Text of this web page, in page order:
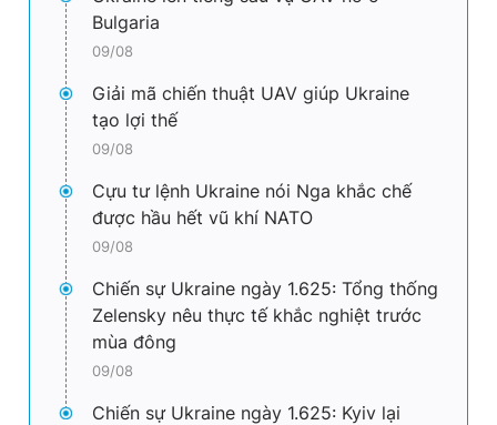
Bulgaria
09/08
Giải mã chiến thuật UAV giúp Ukraine
tạo lợi thế
09/08
Cựu tư lệnh Ukraine nói Nga khắc chế
được hầu hết vũ khí NATO
09/08
Chiến sự Ukraine ngày 1.625: Tổng thống
Zelensky nêu thực tế khắc nghiệt trước
mùa đông
09/08
Chiến sự Ukraine ngày 1.625: Kyiv lại